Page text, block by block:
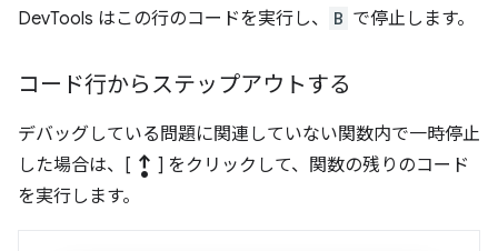
DevTools はこの行のコードを実行し、
B で停止します。
コード行からステップアウトする
デバッグしている問題に関連していない関数内で一時停止
した場合は、[ step_out ] をクリックして、関数の残りのコード
を実行します。